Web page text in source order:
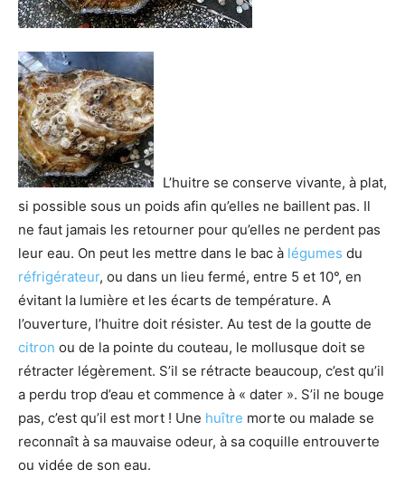
L’huitre se conserve vivante, à plat,
si possible sous un poids afin qu’elles ne baillent pas. Il
ne faut jamais les retourner pour qu’elles ne perdent pas
leur eau. On peut les mettre dans le bac à légumes du
réfrigérateur, ou dans un lieu fermé, entre 5 et 10°, en
évitant la lumière et les écarts de température. A
l’ouverture, l’huitre doit résister. Au test de la goutte de
citron ou de la pointe du couteau, le mollusque doit se
rétracter légèrement. S’il se rétracte beaucoup, c’est qu’il
a perdu trop d’eau et commence à « dater ». S’il ne bouge
pas, c’est qu’il est mort ! Une huître morte ou malade se
reconnaît à sa mauvaise odeur, à sa coquille entrouverte
ou vidée de son eau.